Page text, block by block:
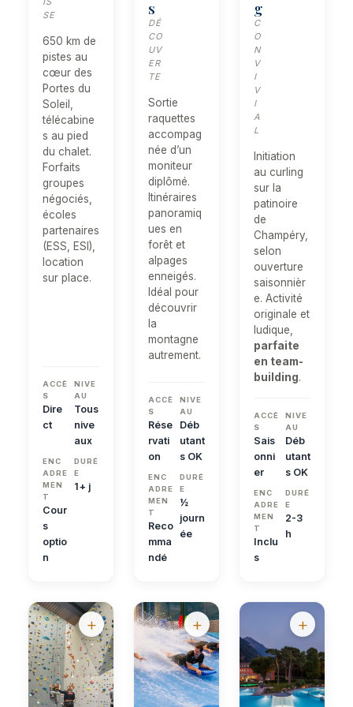
SE
650 km de
pistes au
cœur des
Portes du
Soleil,
télécabine
s au pied
du chalet.
Forfaits
groupes
négociés,
écoles
partenaires
(ESS, ESI),
location
sur place.
ACCÈ
S
Dire
ct
NIVE
AU
Tous
nive
aux
ENC
ADRE
MEN
T
Cour
s
optio
n
DURÉ
E
1+ j
s
DÉ
CO
UV
ER
TE
Sortie
raquettes
accompag
née d’un
moniteur
diplômé.
Itinéraires
panoramiq
ues en
forêt et
alpages
enneigés.
Idéal pour
découvrir
la
montagne
autrement.
ACCÈ
S
Rése
rvati
on
NIVE
AU
Déb
utant
s OK
ENC
ADRE
MEN
T
Reco
mma
ndé
DURÉ
E
½
journ
ée
g
C
O
N
V
I
V
I
A
L
Initiation
au curling
sur la
patinoire
de
Champéry,
selon
ouverture
saisonnièr
e. Activité
originale et
ludique,
parfaite
en team-
building.
ACCÈ
S
Sais
onni
er
NIVE
AU
Déb
utant
s OK
ENC
ADRE
MEN
T
Inclu
s
DURÉ
E
2-3
h